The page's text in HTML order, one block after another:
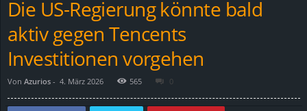
Die US-Regierung könnte bald
aktiv gegen Tencents
Investitionen vorgehen
Von Azurios - 4. März 2026 565 0